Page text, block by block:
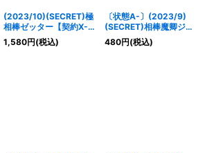
(2023/10)(SECRET)極
相棒ゼッター【契約X-
SEC】{BS65-CX04}
《緑》
1,580円(税込)
〔状態A-〕(2023/9)
(SECRET)相棒魔卿ジャ
バド【契約X-SEC】
{SD65-CX01}《紫》
480円(税込)